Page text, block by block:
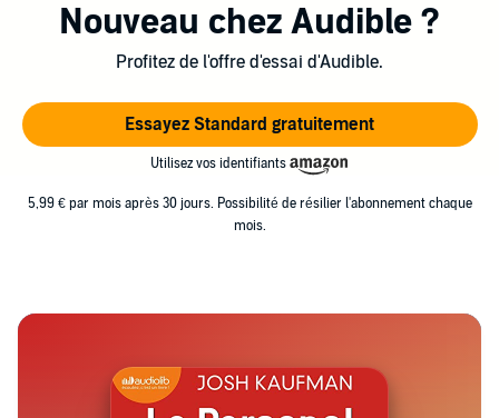
Nouveau chez Audible ?
Profitez de l'offre d'essai d'Audible.
Essayez Standard gratuitement
Utilisez vos identifiants
5,99 € par mois après 30 jours. Possibilité de résilier l'abonnement chaque
mois.